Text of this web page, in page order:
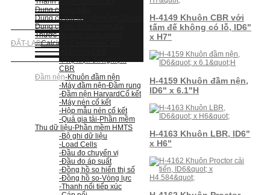
Dụng cụ lấy mẫu
Dụng cụ thử cắt cánh
Dụng cụ thử thấm vòng đôi
Thước đo mực nước ngầm
ĐẤT-LABCalcium Carbonate
-Phụ kiện thí nghiệm
CBR
Đầm nện-Khuôn đầm nện
-Máy đầm nện-Đầm rung
-Đầm nện HarvardCố kết
-Máy nén cố kết
-Hộp mẫu nén cố kết
-Quả gia tải-Phần mềm
Thu dữ liệu-Phần mềm HMTS
-Bộ ghi dữ liệu
-Load Cells
-Đầu đo chuyển vị
-Đầu đo áp suất
-Đồng hồ so hiển thị số
-Đồng hồ so-Vòng lực
-Thanh nối tiếp xúc
H-4149 Khuôn CBR với
tấm đế không có lỗ, ID6"
x H7"
H-4159 Khuôn đầm nện,
ID6" x 6.1"H
H-4163 Khuôn LBR, ID6"
x H6"